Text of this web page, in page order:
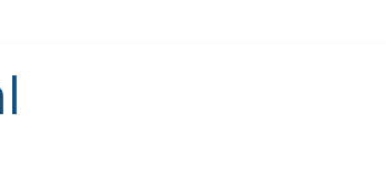
ark
tijdens Tishe B’Av?